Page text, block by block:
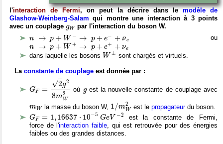
l'interaction de Fermi, on peut la décrire dans lemodèle de
Glashow-Weinberg-Salam qui montre une interaction à 3 points
avec un couplage gW
gWpar l'interaction du boson W.
n → p + W − → p + e− + ¯
νe
− →p+ e ou
n → p + W + → p + e+ + νe
n→ p W + →p+ ++ νe
dans laquelle les bosons W ±
W±
sont chargés et virtuels.
La constante de couplage est donnée par :
GF =
√2g2
8m2
W
8mW
où g
gest la nouvelle constante de couplage avec
m W
mWla masse du boson W, 1/m2
W
1 m W
est le propagateurdu boson.
GF = 1,16637 ⋅ 10−5 GeV −2
GF 16637⋅ 5G e V− 2
est la constante de Fermi,
force de l'interaction faible , qui est retrouvée pour des énergies
faibles ou des grandes distances.